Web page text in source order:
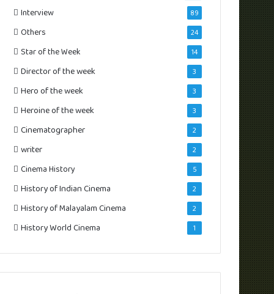
Interview 89
Others 24
Star of the Week 14
Director of the week 3
Hero of the week 3
Heroine of the week 3
Cinematographer 2
writer 2
Cinema History 5
History of Indian Cinema 2
History of Malayalam Cinema 2
History World Cinema 1